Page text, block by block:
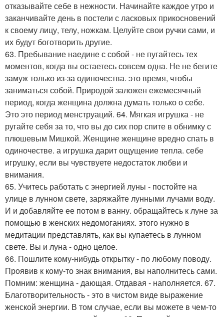
отказывайте себе в нежности. Начинайте каждое утро и
заканчивайте день в постели с ласковых прикосновений
к своему лицу, телу, ножкам. Целуйте свои ручки сами, и
их будут боготворить другие.
63. Пребывание наедине с собой - не пугайтесь тех
моментов, когда вы остаетесь совсем одна. Не не бегите
замуж только из-за одиночества. это время, чтобы
заниматься собой. Природой заложен ежемесячный
период, когда женщина должна думать только о себе.
Это это период менструаций. 64. Мягкая игрушка - не
ругайте себя за то, что вы до сих пор спите в обнимку с
плюшевым Мишкой. Женщине женщине вредно спать в
одиночестве. а игрушка дарит ощущение тепла. себе
игрушку, если вы чувствуете недостаток любви и
внимания.
65. Учитесь работать с энергией луны - постойте на
улице в лунном свете, заряжайте лунными лучами воду.
И и добавляйте ее потом в ванну. обращайтесь к луне за
помощью в женских недомоганиях. этого нужно в
медитации представлять, как вы купаетесь в лунном
свете. Вы и луна - одно целое.
66. Пошлите кому-нибудь открытку - по любому поводу.
Проявив к кому-то знак внимания, вы наполнитесь сами.
Помним: женщина - дающая. Отдавая - наполняется. 67.
Благотворительность - это в чистом виде выражение
женской энергии. В том случае, если вы можете в чем-то